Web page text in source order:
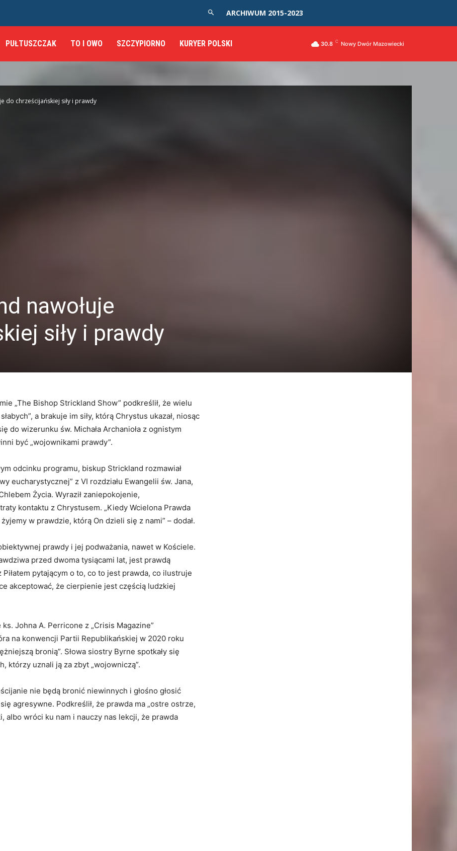
ARCHIWUM 2015-2023
PUŁTUSZCZAK TO I OWO SZCZYPIORNO KURYER POLSKI 30.8 C Nowy Dwór Mazowiecki
do chrześcijańskiej siły i prawdy
nawołuje
siły i prawdy
„The Bishop Strickland Show” podkreślił, że wielu
a brakuje im siły, którą Chrystus ukazał, niosąc
do wizerunku św. Michała Archanioła z ognistym
być „wojownikami prawdy”.
odcinku programu, biskup Strickland rozmawiał
eucharystycznej” z VI rozdziału Ewangelii św. Jana,
Życia. Wyraził zaniepokojenie,
kontaktu z Chrystusem. „Kiedy Wcielona Prawda
w prawdzie, którą On dzieli się z nami” – dodał.
prawdy i jej podważania, nawet w Kościele.
przed dwoma tysiącami lat, jest prawdą
pytającym o to, co to jest prawda, co ilustruje
akceptować, że cierpienie jest częścią ludzkiej
Johna A. Perricone z „Crisis Magazine”
na konwencji Partii Republikańskiej w 2020 roku
bronią”. Słowa siostry Byrne spotkały się
którzy uznali ją za zbyt „wojowniczą”.
nie będą bronić niewinnych i głośno głosić
agresywne. Podkreślił, że prawda ma „ostre ostrze,
albo wróci ku nam i nauczy nas lekcji, że prawda